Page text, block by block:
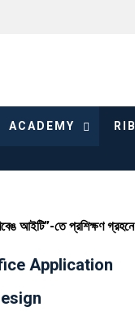
ACADEMY
আইটি”-তে প্রশিক্ষণ গ্রহনে
Application